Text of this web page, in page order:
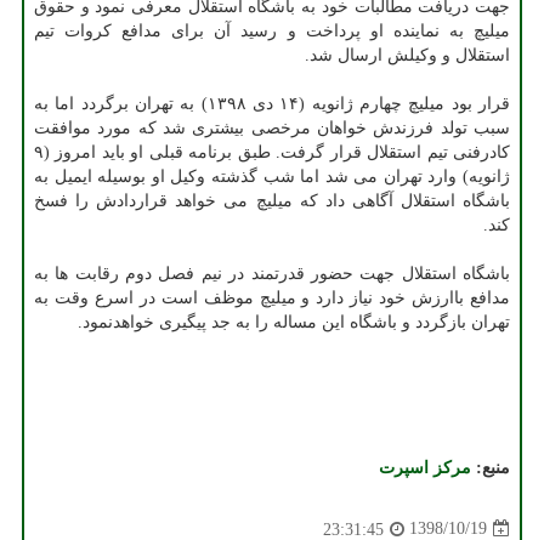
جهت دریافت مطالبات خود به باشگاه استقلال معرفی نمود و حقوق
میلیچ به نماینده او پرداخت و رسید آن برای مدافع كروات تیم
استقلال و وكیلش ارسال شد.
قرار بود میلیچ چهارم ژانویه (۱۴ دی ۱۳۹۸) به تهران برگردد اما به
سبب تولد فرزندش خواهان مرخصی بیشتری شد كه مورد موافقت
كادرفنی تیم استقلال قرار گرفت. طبق برنامه قبلی او باید امروز (۹
ژانویه) وارد تهران می شد اما شب گذشته وكیل او بوسیله ایمیل به
باشگاه استقلال آگاهی داد كه میلیچ می خواهد قراردادش را فسخ
كند.
باشگاه استقلال جهت حضور قدرتمند در نیم فصل دوم رقابت ها به
مدافع باارزش خود نیاز دارد و میلیچ موظف است در اسرع وقت به
تهران بازگردد و باشگاه این مساله را به جد پیگیری خواهدنمود.
منبع: مركز اسپرت
1398/10/19
23:31:45